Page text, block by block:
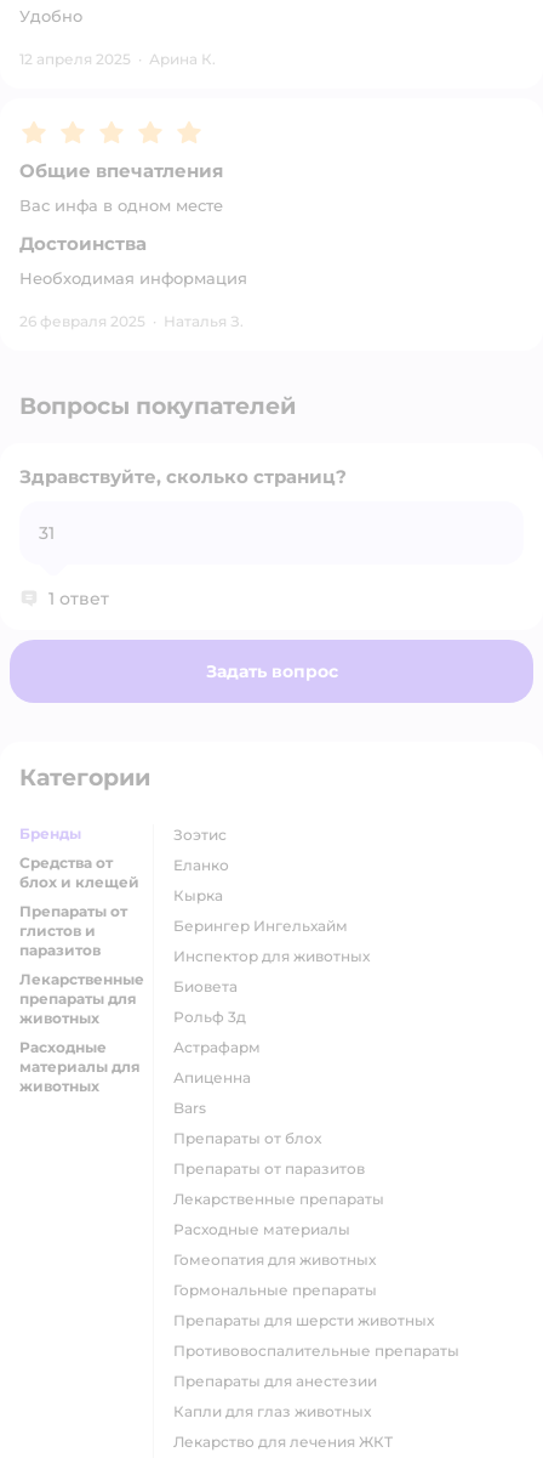
Удобно
12 апреля 2025 · Арина К.
Рейтинг:5
Общие впечатления
Вас инфа в одном месте
Достоинства
Необходимая информация
26 февраля 2025 · Наталья З.
Вопросы покупателей
Здравствуйте, сколько страниц?
31
1 ответ
Задать вопрос
Категории
Бренды
Средства от
блох и клещей
Препараты от
глистов и
паразитов
Лекарственные
препараты для
животных
Расходные
материалы для
животных
Зоэтис
Еланко
Кырка
Берингер Ингельхайм
Инспектор для животных
Биовета
Рольф 3д
Астрафарм
Апиценна
Bars
Препараты от блох
Препараты от паразитов
Лекарственные препараты
Расходные материалы
Гомеопатия для животных
Гормональные препараты
Препараты для шерсти животных
Противовоспалительные препараты
Препараты для анестезии
Капли для глаз животных
Лекарство для лечения ЖКТ